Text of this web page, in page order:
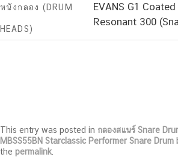
หนังกลอง (DRUM
HEADS)
EVANS G1
Resonant 300
This entry was posted in กลองสแนร์ Snare
MBSS55BN Starclassic Performer Snare Drum
the permalink